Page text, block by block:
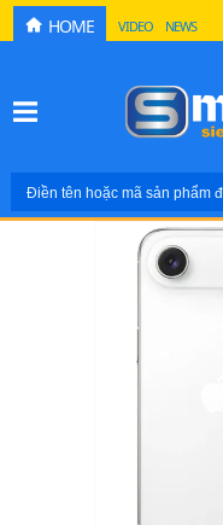
HOME VIDEO NEWS